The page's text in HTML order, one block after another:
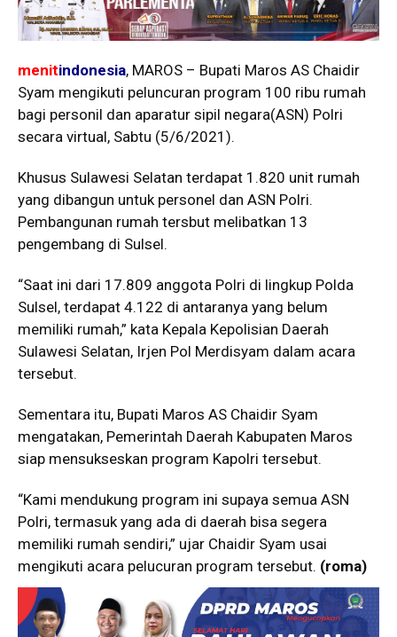
menitindonesia, MAROS – Bupati Maros AS Chaidir
Syam mengikuti peluncuran program 100 ribu rumah
bagi personil dan aparatur sipil negara(ASN) Polri
secara virtual, Sabtu (5/6/2021).
Khusus Sulawesi Selatan terdapat 1.820 unit rumah
yang dibangun untuk personel dan ASN Polri.
Pembangunan rumah tersbut melibatkan 13
pengembang di Sulsel.
“Saat ini dari 17.809 anggota Polri di lingkup Polda
Sulsel, terdapat 4.122 di antaranya yang belum
memiliki rumah,” kata Kepala Kepolisian Daerah
Sulawesi Selatan, Irjen Pol Merdisyam dalam acara
tersebut.
Sementara itu, Bupati Maros AS Chaidir Syam
mengatakan, Pemerintah Daerah Kabupaten Maros
siap mensukseskan program Kapolri tersebut.
“Kami mendukung program ini supaya semua ASN
Polri, termasuk yang ada di daerah bisa segera
memiliki rumah sendiri,” ujar Chaidir Syam usai
mengikuti acara pelucuran program tersebut. (roma)